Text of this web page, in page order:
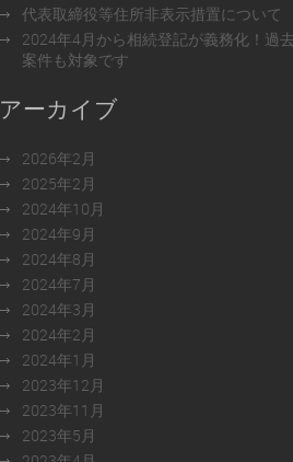
代表取締役等住所非表示措置について
2024年4月から相続登記が義務化！過
案件も対象です
アーカイブ
2026年2月
2025年2月
2024年10月
2024年9月
2024年8月
2024年7月
2024年3月
2024年2月
2024年1月
2023年12月
2023年11月
2023年5月